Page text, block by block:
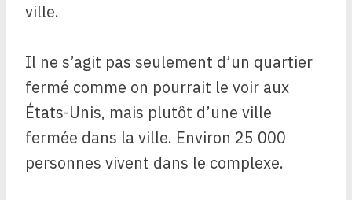
ville.
Il ne s’agit pas seulement d’un quartier
fermé comme on pourrait le voir aux
États-Unis, mais plutôt d’une ville
fermée dans la ville. Environ 25 000
personnes vivent dans le complexe.